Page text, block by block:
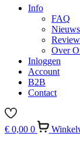
Info
FAQ
Over
Inloggen
Account
B2B
Contact
€ 0,00 0